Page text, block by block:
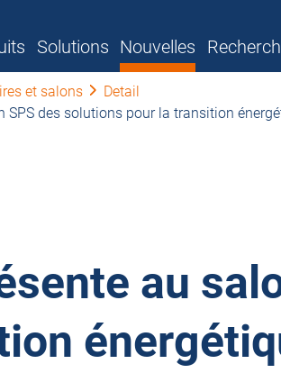
Solutions Nouvelles
et salons
Detail
SPS des solutions pour la transition
au